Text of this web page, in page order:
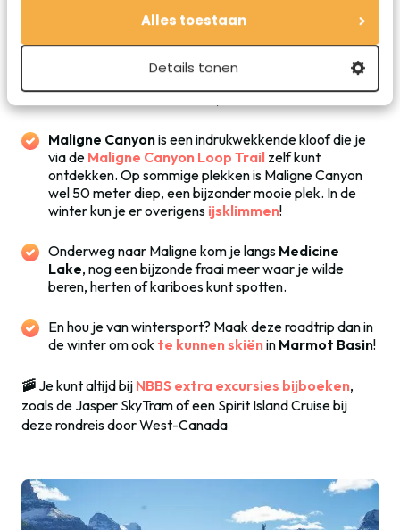
Alles toestaan
Details tonen
: op een uur rijden van Jasper vind je dit
mooie bergmeer. Het is het meer waar je ook Spirit
Island vindt, een klein eilandje dat je ongetwijfeld
weleens op foto’s hebt gezien. Bij het Boathouse kun
je bootjes huren om er naartoe te varen. Of ga lekker
Maligne Canyonis een indrukwekkende kloof die je
via de Maligne Canyon Loop Trail zelf kunt
ontdekken. Op sommige plekken is Maligne Canyon
wel 50 meter diep, een bijzonder mooie plek. In de
winter kun je er overigens ijsklimmen!
Onderweg naar Maligne kom je langs Medicine
Lake, nog een bijzonde fraai meer waar je wilde
beren, herten of kariboes kunt spotten.
En hou je van wintersport? Maak deze roadtrip dan in
de winter om ook te kunnen skiën in Marmot Basin!
🚠 Je kunt altijd bij NBBS extra excursies bijboeken,
zoals de Jasper SkyTram of een Spirit Island Cruise bij
deze rondreis door West-Canada